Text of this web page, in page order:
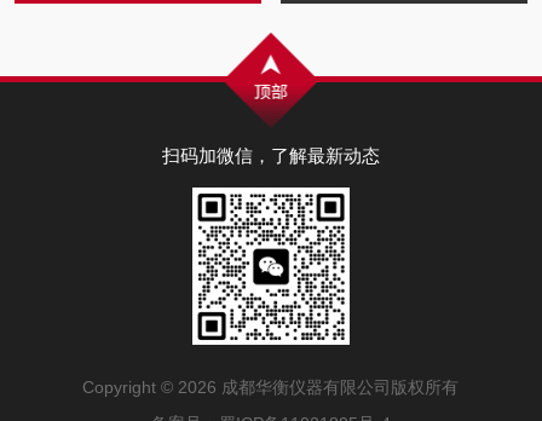
扫码加微信，了解最新动态
Copyright © 2026 成都华衡仪器有限公司版权所有